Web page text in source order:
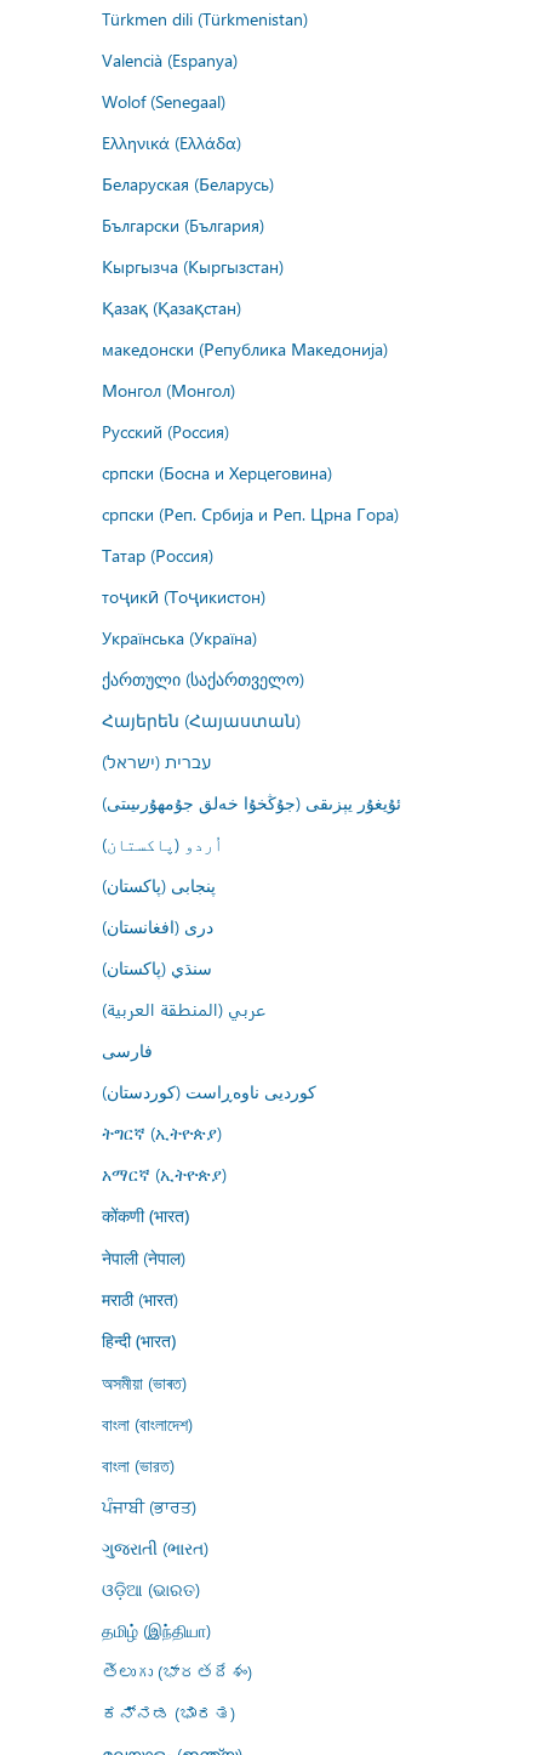
Türkmen dili (Türkmenistan)
Valencià (Espanya)
Wolof (Senegaal)
Ελληνικά (Ελλάδα)
Беларуская (Беларусь)
Български (България)
Кыргызча (Кыргызстан)
Қазақ (Қазақстан)
македонски (Република Македонија)
Монгол (Монгол)
Русский (Россия)
српски (Босна и Херцеговина)
српски (Реп. Србија и Реп. Црна Гора)
Татар (Россия)
тоҷикӣ (Тоҷикистон)
Українська (Україна)
ქართული (საქართველო)
Հայերեն (Հայաստան)
עברית (ישראל)
ئۇيغۇر يېزىقى (جۇڭخۇا خەلق جۇمھۇرىيىتى)
اُردو (پاکستان)
پنجابی (پاکستان)
درى (افغانستان)
سنڌي (پاکستان)
عربي (المنطقة العربية)
فارسى
کوردیی ناوەڕاست (کوردستان)
ትግርኛ (ኢትዮጵያ)
አማርኛ (ኢትዮጵያ)
कोंकणी (भारत)
नेपाली (नेपाल)
मराठी (भारत)
हिन्दी (भारत)
অসমীয়া (ভাৰত)
বাংলা (বাংলাদেশ)
বাংলা (ভারত)
ਪੰਜਾਬੀ (ਭਾਰਤ)
ગુજરાતી (ભારત)
ଓଡ଼ିଆ (ଭାରତ)
தமிழ் (இந்தியா)
తెలుగు (భారతదేశం)
ಕನ್ನಡ (ಭಾರತ)